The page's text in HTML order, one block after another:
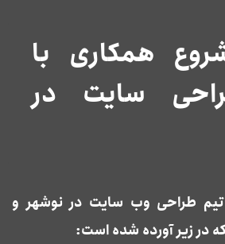
همکاری با
سایت در
طراحی وب سایت در نوشهر و
در زیر آورده شده است: